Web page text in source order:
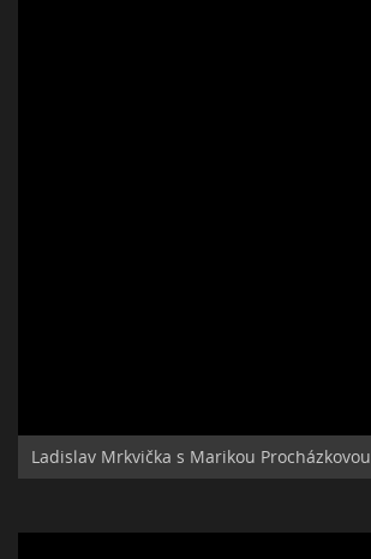
Ladislav Mrkvička s Marikou Procházkovou